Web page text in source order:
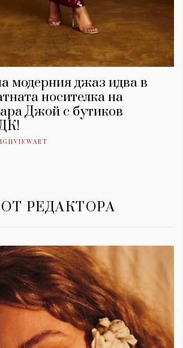
модерния джаз идва в
носителка на
Джой с бутиков
РЕДАКТОРА